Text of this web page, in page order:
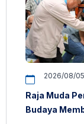
2026/08/
Raja Muda
Budaya